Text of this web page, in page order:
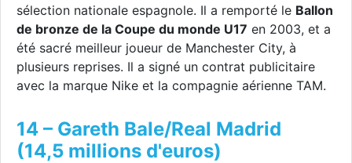
sélection nationale espagnole. Il a remporté le Ballon
de bronze de la Coupe du monde U17 en 2003, et a
été sacré meilleur joueur de Manchester City, à
plusieurs reprises. Il a signé un contrat publicitaire
avec la marque Nike et la compagnie aérienne TAM.
14 – Gareth Bale/Real Madrid
(14,5 millions d'euros)